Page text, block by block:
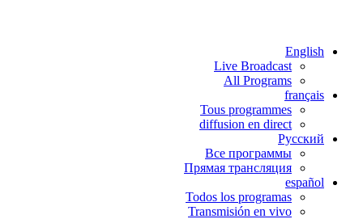
English
Live Broadcast
All Programs
français
Tous programmes
diffusion en direct
Русский
Все программы
Прямая трансляция
español
Todos los programas
Transmisión en vivo